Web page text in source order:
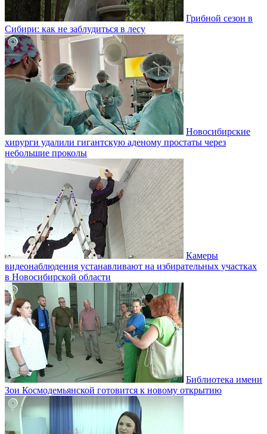
Грибной сезон в
Сибири: как не заблудиться в лесу
Новосибирские
хирурги удалили гигантскую аденому простаты через
небольшие проколы
Камеры
видеонаблюдения устанавливают на избирательных участках
в Новосибирской области
Библиотека имени
Зои Космодемьянской готовится к новому открытию